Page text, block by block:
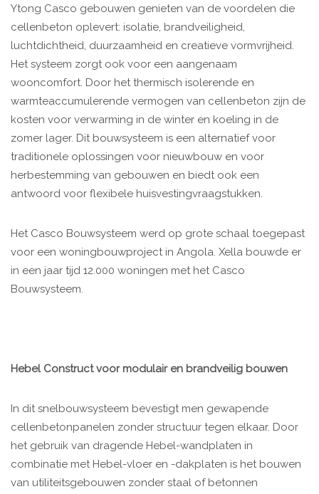
Ytong Casco gebouwen genieten van de voordelen die
cellenbeton oplevert: isolatie, brandveiligheid,
luchtdichtheid, duurzaamheid en creatieve vormvrijheid.
Het systeem zorgt ook voor een aangenaam
wooncomfort. Door het thermisch isolerende en
warmteaccumulerende vermogen van cellenbeton zijn de
kosten voor verwarming in de winter en koeling in de
zomer lager. Dit bouwsysteem is een alternatief voor
traditionele oplossingen voor nieuwbouw en voor
herbestemming van gebouwen en biedt ook een
antwoord voor flexibele huisvestingvraagstukken.
Het Casco Bouwsysteem werd op grote schaal toegepast
voor een woningbouwproject in Angola. Xella bouwde er
in een jaar tijd 12.000 woningen met het Casco
Bouwsysteem.
Hebel Construct voor modulair en brandveilig bouwen
In dit snelbouwsysteem bevestigt men gewapende
cellenbetonpanelen zonder structuur tegen elkaar. Door
het gebruik van dragende Hebel-wandplaten in
combinatie met Hebel-vloer en -dakplaten is het bouwen
van utiliteitsgebouwen zonder staal of betonnen